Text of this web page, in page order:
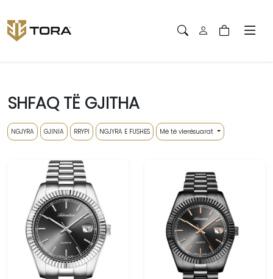
SHFAQ TË GJITHA
NGJYRA GJINIA RRYPI NGJYRA E FUSHES Më të vlerësuarat